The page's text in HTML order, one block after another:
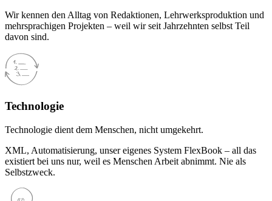
Wir kennen den Alltag von Redaktionen, Lehrwerksproduktion und
mehrsprachigen Projekten – weil wir seit Jahrzehnten selbst Teil
davon sind.
Technologie
Technologie dient dem Menschen, nicht umgekehrt.
XML, Automatisierung, unser eigenes System FlexBook – all das
existiert bei uns nur, weil es Menschen Arbeit abnimmt. Nie als
Selbstzweck.